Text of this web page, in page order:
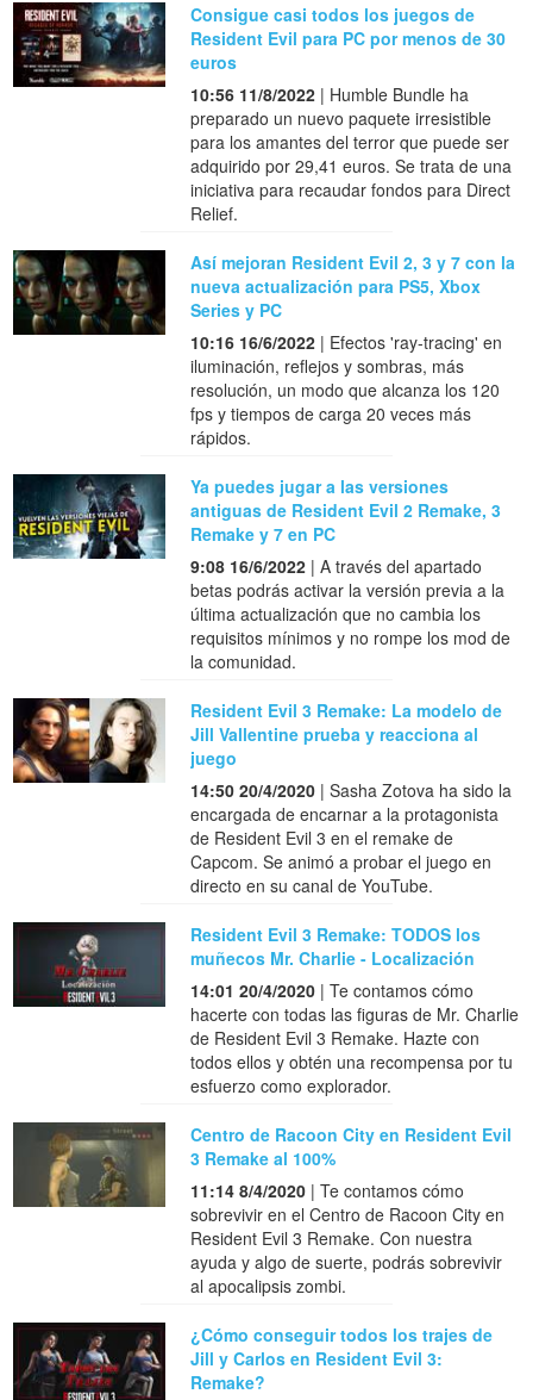
Consigue casi todos los juegos de
Resident Evil para PC por menos de 30
euros
10:56 11/8/2022 | Humble Bundle ha
preparado un nuevo paquete irresistible
para los amantes del terror que puede ser
adquirido por 29,41 euros. Se trata de una
iniciativa para recaudar fondos para Direct
Relief.
Así mejoran Resident Evil 2, 3 y 7 con la
nueva actualización para PS5, Xbox
Series y PC
10:16 16/6/2022 | Efectos 'ray-tracing' en
iluminación, reflejos y sombras, más
resolución, un modo que alcanza los 120
fps y tiempos de carga 20 veces más
rápidos.
Ya puedes jugar a las versiones
antiguas de Resident Evil 2 Remake, 3
Remake y 7 en PC
9:08 16/6/2022 | A través del apartado
betas podrás activar la versión previa a la
última actualización que no cambia los
requisitos mínimos y no rompe los mod de
la comunidad.
Resident Evil 3 Remake: La modelo de
Jill Vallentine prueba y reacciona al
juego
14:50 20/4/2020 | Sasha Zotova ha sido la
encargada de encarnar a la protagonista
de Resident Evil 3 en el remake de
Capcom. Se animó a probar el juego en
directo en su canal de YouTube.
Resident Evil 3 Remake: TODOS los
muñecos Mr. Charlie - Localización
14:01 20/4/2020 | Te contamos cómo
hacerte con todas las figuras de Mr. Charlie
de Resident Evil 3 Remake. Hazte con
todos ellos y obtén una recompensa por tu
esfuerzo como explorador.
Centro de Racoon City en Resident Evil
3 Remake al 100%
11:14 8/4/2020 | Te contamos cómo
sobrevivir en el Centro de Racoon City en
Resident Evil 3 Remake. Con nuestra
ayuda y algo de suerte, podrás sobrevivir
al apocalipsis zombi.
¿Cómo conseguir todos los trajes de
Jill y Carlos en Resident Evil 3:
Remake?